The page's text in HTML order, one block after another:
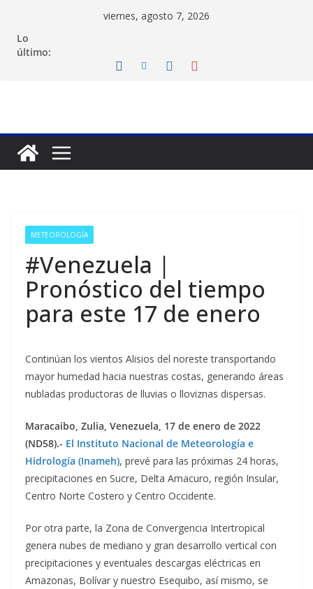
contenido
viernes, agosto 7, 2026
Lo
último:
METEOROLOGÍA
#Venezuela |
Pronóstico del tiempo
para este 17 de enero
Continúan los vientos Alisios del noreste transportando
mayor humedad hacia nuestras costas, generando áreas
nubladas productoras de lluvias o lloviznas dispersas.
Maracaibo, Zulia, Venezuela, 17 de enero de 2022
(ND58).- El Instituto Nacional de Meteorología e
Hidrología (Inameh), prevé para las próximas 24 horas,
precipitaciones en Sucre, Delta Amacuro, región Insular,
Centro Norte Costero y Centro Occidente.
Por otra parte, la Zona de Convergencia Intertropical
genera nubes de mediano y gran desarrollo vertical con
precipitaciones y eventuales descargas eléctricas en
Amazonas, Bolívar y nuestro Esequibo, así mismo, se